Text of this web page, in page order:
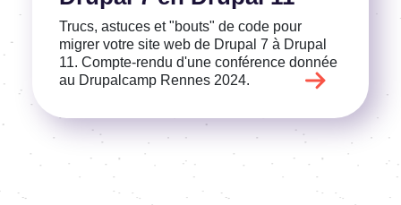
Trucs, astuces et "bouts" de code pour
migrer votre site web de Drupal 7 à Drupal
11. Compte-rendu d'une conférence donnée
au Drupalcamp Rennes 2024.